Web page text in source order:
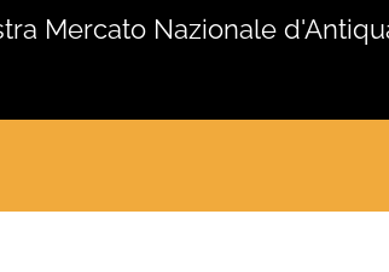
Mercato Nazionale